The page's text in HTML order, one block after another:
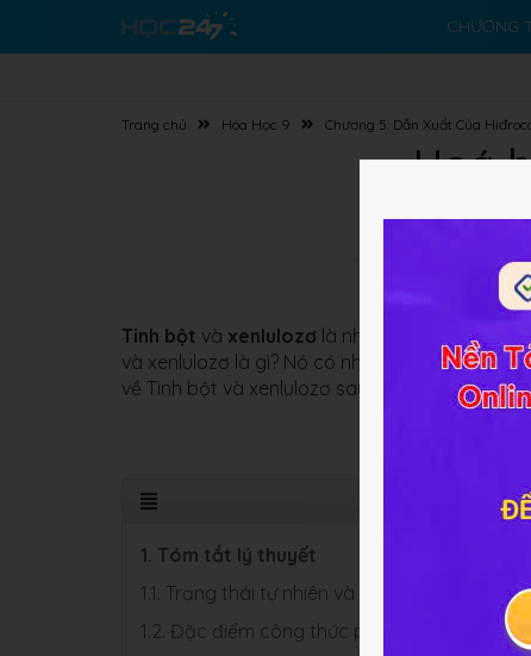
CHƯƠNG
Trang chủ Hóa Học 9 Chương 5: Dẫn Xuất Của
Hoá
Tinh bột và xenlulozơ là những gluxit quan
và xenlulozơ là gì? Nó có những tính chất và
về Tinh bột và xenlulozơ sau:
1. Tóm tắt lý thuyết
1.1. Trạng thái tự nhiên và tính chất vật lí
1.2. Đặc điểm công thức phân tử